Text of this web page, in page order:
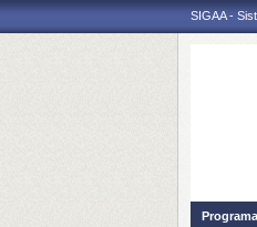
SIGAA -
Programa